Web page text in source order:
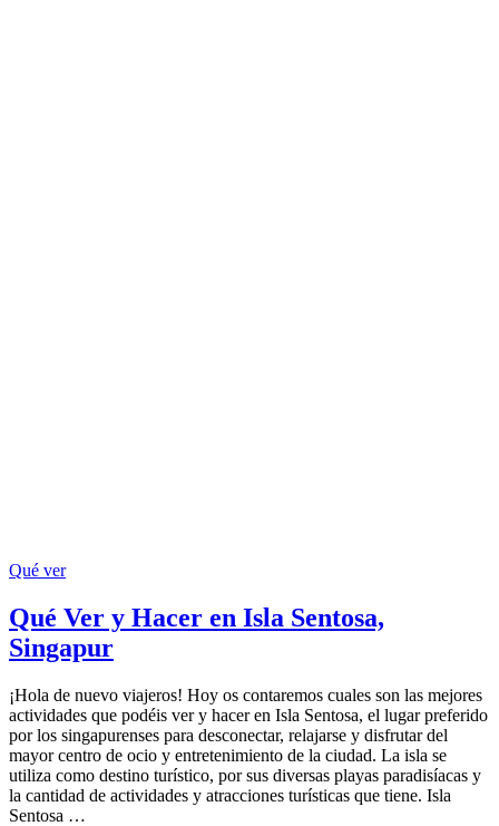
Qué ver
Qué Ver y Hacer en Isla Sentosa,
Singapur
¡Hola de nuevo viajeros! Hoy os contaremos cuales son las mejores
actividades que podéis ver y hacer en Isla Sentosa, el lugar preferido
por los singapurenses para desconectar, relajarse y disfrutar del
mayor centro de ocio y entretenimiento de la ciudad. La isla se
utiliza como destino turístico, por sus diversas playas paradisíacas y
la cantidad de actividades y atracciones turísticas que tiene. Isla
Sentosa …